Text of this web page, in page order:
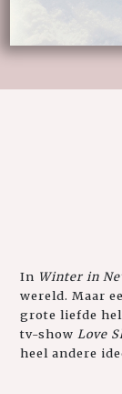
In Winter in
wereld. Maar
grote liefde
tv-show Love
heel andere